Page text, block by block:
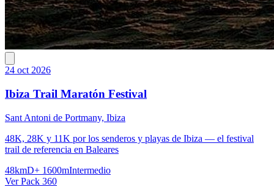
24 oct 2026
Ibiza Trail Maratón Festival
Sant Antoni de Portmany, Ibiza
48K, 28K y 11K por los senderos y playas de Ibiza — el festival
trail de referencia en Baleares
48kmD+ 1600mIntermedio
Ver Pack 360